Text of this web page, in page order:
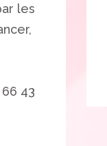
les
43